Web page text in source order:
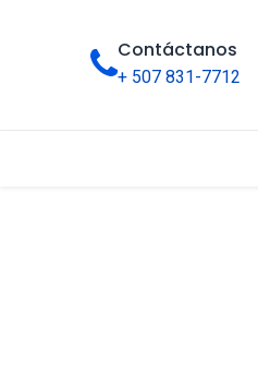
Contáctanos
+ 507 831-7712